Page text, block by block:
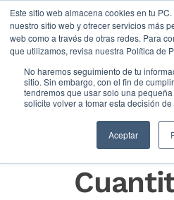
Este sitio web almacena cookies en tu
nuestro sitio web y ofrecer servicios más
web como a través de otras redes. Para
que utilizamos, revisa nuestra Política de
No haremos seguimiento de tu
sitio. Sin embargo, con el fin de
tendremos que usar solo una
solicite volver a tomar esta decisión de
Aceptar